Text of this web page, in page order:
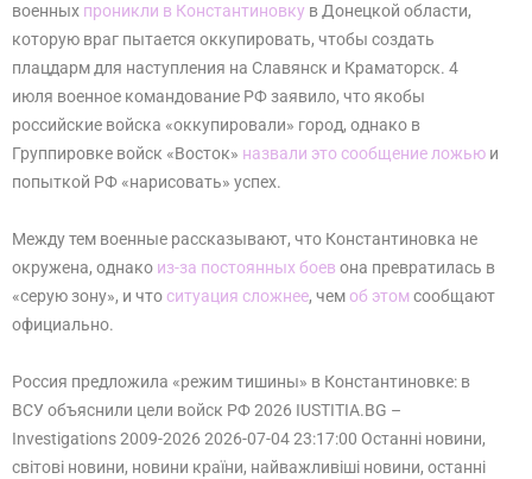
военных проникли в Константиновку в Донецкой области,
которую враг пытается оккупировать, чтобы создать
плацдарм для наступления на Славянск и Краматорск. 4
июля военное командование РФ заявило, что якобы
российские войска «оккупировали» город, однако в
Группировке войск «Восток» назвали это сообщение ложью и
попыткой РФ «нарисовать» успех.
Между тем военные рассказывают, что Константиновка не
окружена, однако из-за постоянных боев она превратилась в
«серую зону», и чтоситуация сложнее, чемоб этомсообщают
официально.
Россия предложила «режим тишины» в Константиновке: в
ВСУ объяснили цели войск РФ 2026 IUSTITIA.BG –
Investigations 2009-2026 2026-07-04 23:17:00 Останні новини,
світові новини, новини країни, найважливіші новини, останні